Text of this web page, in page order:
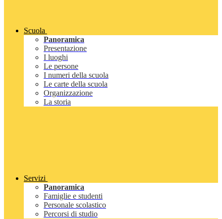
Scuola
Panoramica
Presentazione
I luoghi
Le persone
I numeri della scuola
Le carte della scuola
Organizzazione
La storia
Servizi
Panoramica
Famiglie e studenti
Personale scolastico
Percorsi di studio